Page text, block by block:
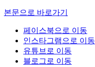
본문으로 바로가기
페이스북으로 이동
인스타그램으로 이동
유튜브로 이동
블로그로 이동